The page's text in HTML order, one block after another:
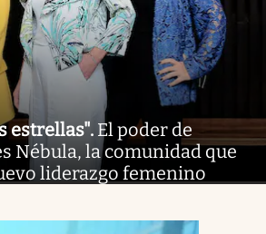
estrellas". El poder de
Nébula, la comunidad que
liderazgo femenino